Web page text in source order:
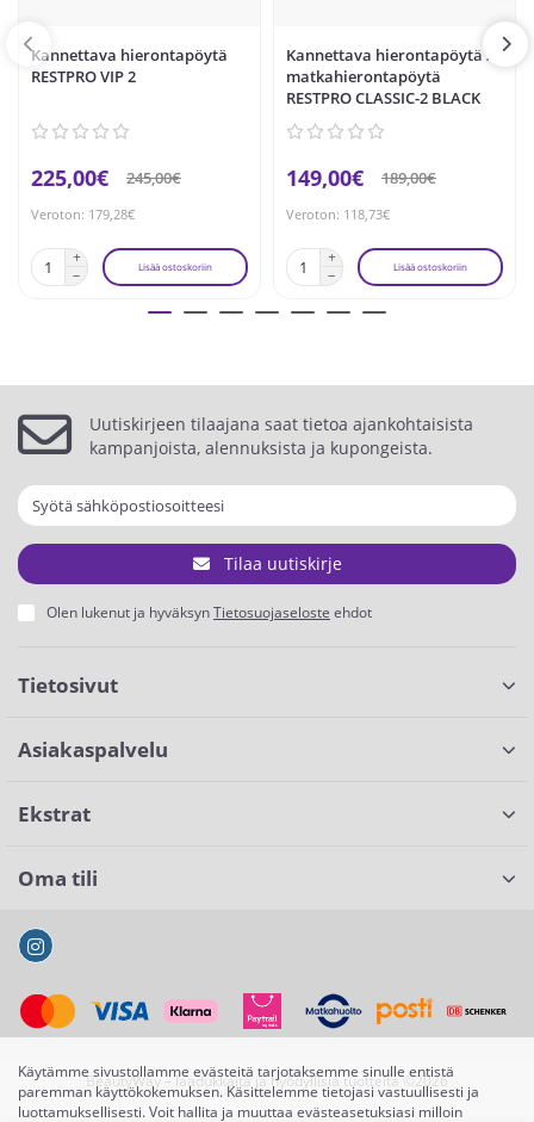
Kannettava hierontapöytä
RESTPRO VIP 2
225,00€ 245,00€
Veroton: 179,28€
Lisää ostoskoriin
Kannettava hierontapöytä /
matkahierontapöytä
RESTPRO CLASSIC-2 BLACK
149,00€ 189,00€
Veroton: 118,73€
Lisää ostoskoriin
Käytämme sivustollamme evästeitä tarjotaksemme sinulle entistä
paremman käyttökokemuksen. Käsittelemme tietojasi vastuullisesti ja
luottamuksellisesti. Voit hallita ja muuttaa evästeasetuksiasi milloin
Uutiskirjeen tilaajana saat tietoa ajankohtaisista
kampanjoista, alennuksista ja kupongeista.
Tilaa uutiskirje
Olen lukenut ja hyväksynTietosuojaseloste ehdot
Tietosivut
Asiakaspalvelu
Ekstrat
Oma tili
BeautyWay – laadukkaita ja hyödyllisiä tuotteita ©2026